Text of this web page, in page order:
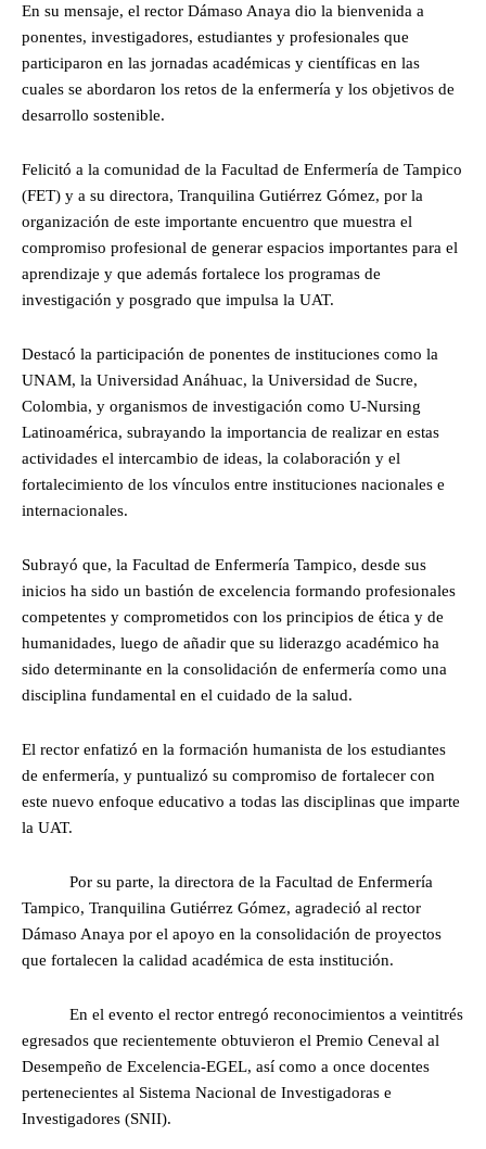
En su mensaje, el rector Dámaso Anaya dio la bienvenida a
ponentes, investigadores, estudiantes y profesionales que
participaron en las jornadas académicas y científicas en las
cuales se abordaron los retos de la enfermería y los objetivos de
desarrollo sostenible.
Felicitó a la comunidad de la Facultad de Enfermería de Tampico
(FET) y a su directora, Tranquilina Gutiérrez Gómez, por la
organización de este importante encuentro que muestra el
compromiso profesional de generar espacios importantes para el
aprendizaje y que además fortalece los programas de
investigación y posgrado que impulsa la UAT.
Destacó la participación de ponentes de instituciones como la
UNAM, la Universidad Anáhuac, la Universidad de Sucre,
Colombia, y organismos de investigación como U-Nursing
Latinoamérica, subrayando la importancia de realizar en estas
actividades el intercambio de ideas, la colaboración y el
fortalecimiento de los vínculos entre instituciones nacionales e
internacionales.
Subrayó que, la Facultad de Enfermería Tampico, desde sus
inicios ha sido un bastión de excelencia formando profesionales
competentes y comprometidos con los principios de ética y de
humanidades, luego de añadir que su liderazgo académico ha
sido determinante en la consolidación de enfermería como una
disciplina fundamental en el cuidado de la salud.
El rector enfatizó en la formación humanista de los estudiantes
de enfermería, y puntualizó su compromiso de fortalecer con
este nuevo enfoque educativo a todas las disciplinas que imparte
la UAT.
Por su parte, la directora de la Facultad de Enfermería
Tampico, Tranquilina Gutiérrez Gómez, agradeció al rector
Dámaso Anaya por el apoyo en la consolidación de proyectos
que fortalecen la calidad académica de esta institución.
En el evento el rector entregó reconocimientos a veintitrés
egresados que recientemente obtuvieron el Premio Ceneval al
Desempeño de Excelencia-EGEL, así como a once docentes
pertenecientes al Sistema Nacional de Investigadoras e
Investigadores (SNII).